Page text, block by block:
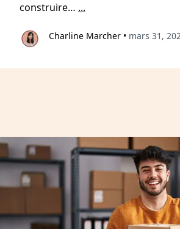
construire… ...
Charline Marcher • mars 31,